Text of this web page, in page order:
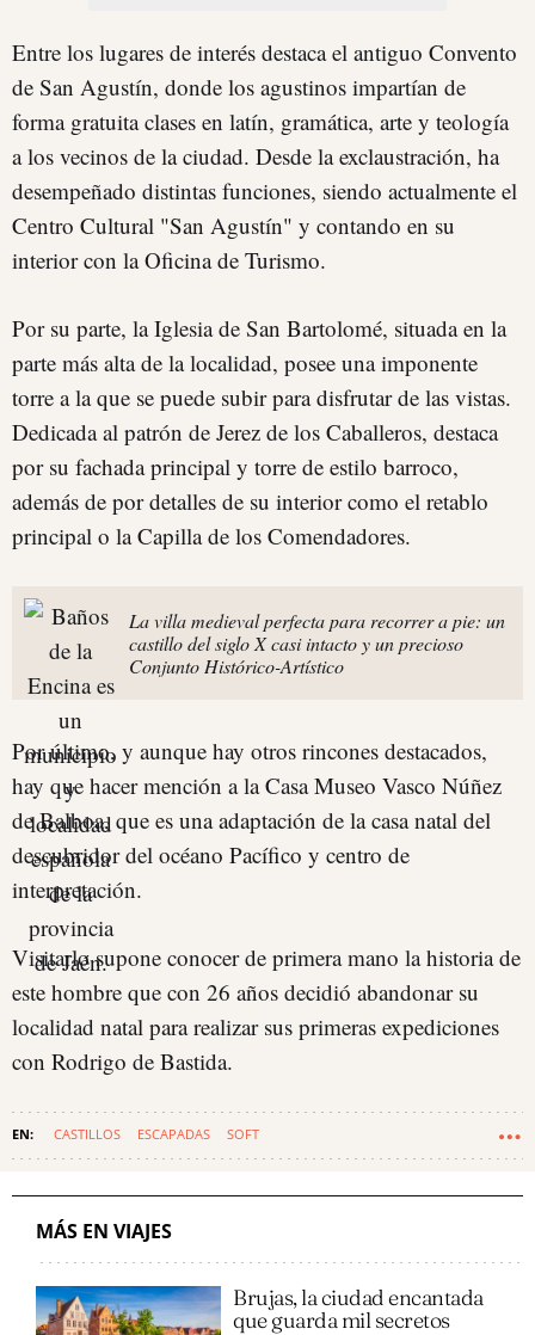
Entre los lugares de interés destaca el antiguo Convento
de San Agustín, donde los agustinos impartían de
forma gratuita clases en latín, gramática, arte y teología
a los vecinos de la ciudad. Desde la exclaustración, ha
desempeñado distintas funciones, siendo actualmente el
Centro Cultural "San Agustín" y contando en su
interior con la Oficina de Turismo.
Por su parte, la Iglesia de San Bartolomé, situada en la
parte más alta de la localidad, posee una imponente
torre a la que se puede subir para disfrutar de las vistas.
Dedicada al patrón de Jerez de los Caballeros, destaca
por su fachada principal y torre de estilo barroco,
además de por detalles de su interior como el retablo
principal o la Capilla de los Comendadores.
La villa medieval perfecta para recorrer a pie: un
castillo del siglo X casi intacto y un precioso
Conjunto Histórico-Artístico
Por último, y aunque hay otros rincones destacados,
hay que hacer mención a la Casa Museo Vasco Núñez
de Balboa, que es una adaptación de la casa natal del
descubridor del océano Pacífico y centro de
interpretación.
Visitarlo supone conocer de primera mano la historia de
este hombre que con 26 años decidió abandonar su
localidad natal para realizar sus primeras expediciones
con Rodrigo de Bastida.
CASTILLOS ESCAPADAS SOFT
MÁS EN VIAJES
Brujas, la ciudad encantada
que guarda mil secretos